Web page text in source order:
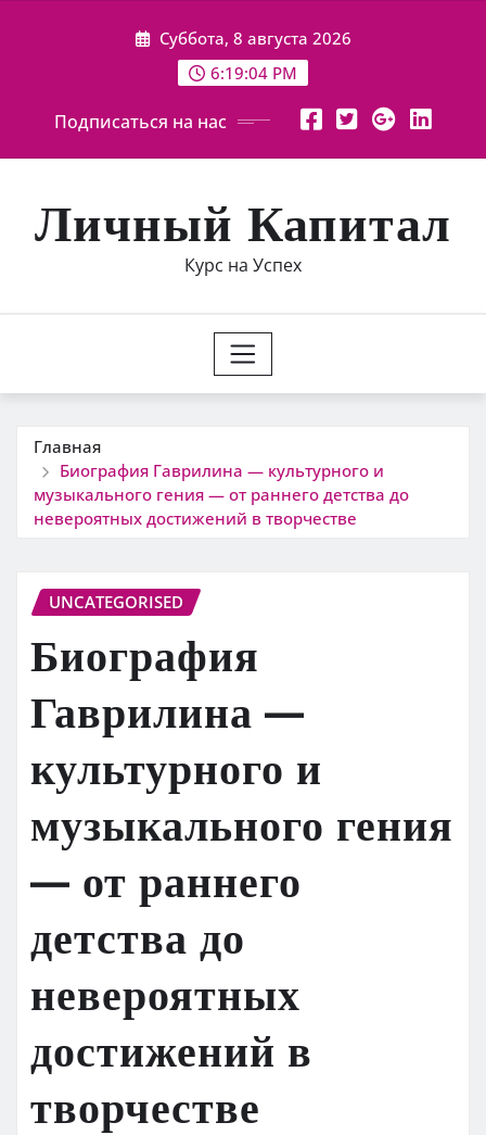
Суббота, 8 августа 2026
6:19:05 PM
Подписаться на нас
Личный Капитал
Курс на Успех
Главная
Биография Гаврилина — культурного и
музыкального гения — от раннего детства до
невероятных достижений в творчестве
UNCATEGORISED
Биография
Гаврилина —
культурного и
музыкального гения
— от раннего
детства до
невероятных
достижений в
творчестве